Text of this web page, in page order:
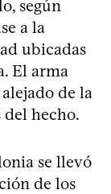
según
a la
ubicadas
El arma
de la
del hecho.
se llevó
de los